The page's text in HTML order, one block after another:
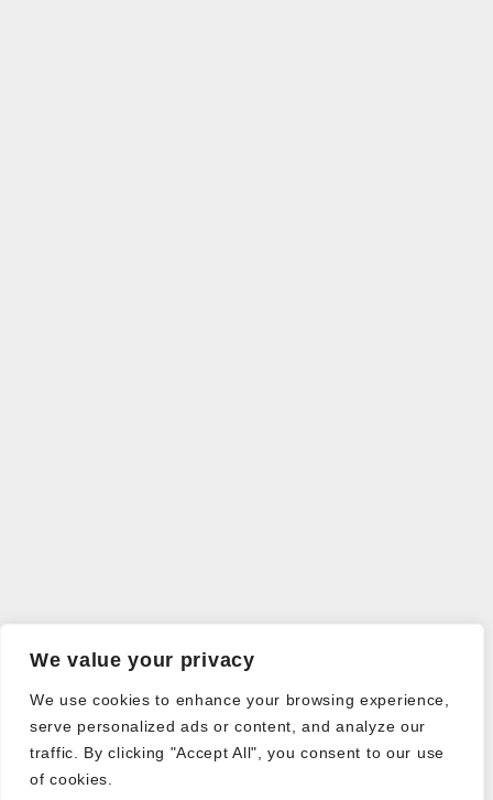
We value your privacy
We use cookies to enhance your browsing experience,
serve personalized ads or content, and analyze our
traffic. By clicking "Accept All", you consent to our use
of cookies.